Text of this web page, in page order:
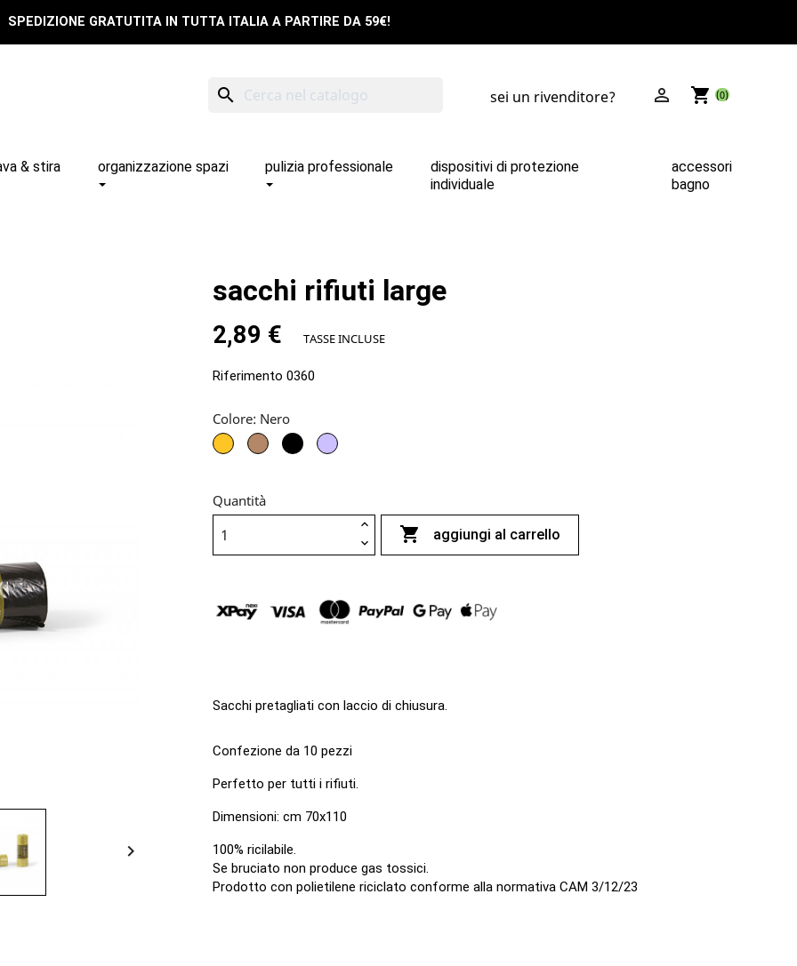
SPEDIZIONE GRATUTITA IN TUTTA ITALIA A PARTIRE DA 59€!
search sei un rivenditore?  shopping_cart (0)
& stira organizzazione spazi pulizia professionale
dispositivi di protezione
individuale
accessori
bagno

sacchi rifiuti large
2,89 € TASSE INCLUSE
Riferimento 0360
Colore: Nero
GialloNaturale
Nero Viola
Quantità
 aggiungi al carrello
Sacchi pretagliati con laccio di chiusura.
Confezione da 10 pezzi
Perfetto per tutti i rifiuti.
Dimensioni: cm 70x110
100% ricilabile.
Se bruciato non produce gas tossici.
Prodotto con polietilene riciclato conforme alla normativa CAM 3/12/23